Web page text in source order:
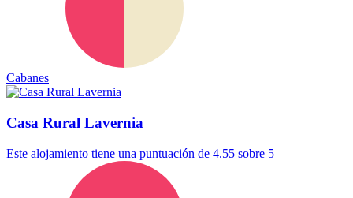
Cabanes
Casa Rural Lavernia
Este alojamiento tiene una puntuación de 4.55 sobre 5